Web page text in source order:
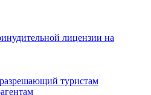
лицензии на
туристам